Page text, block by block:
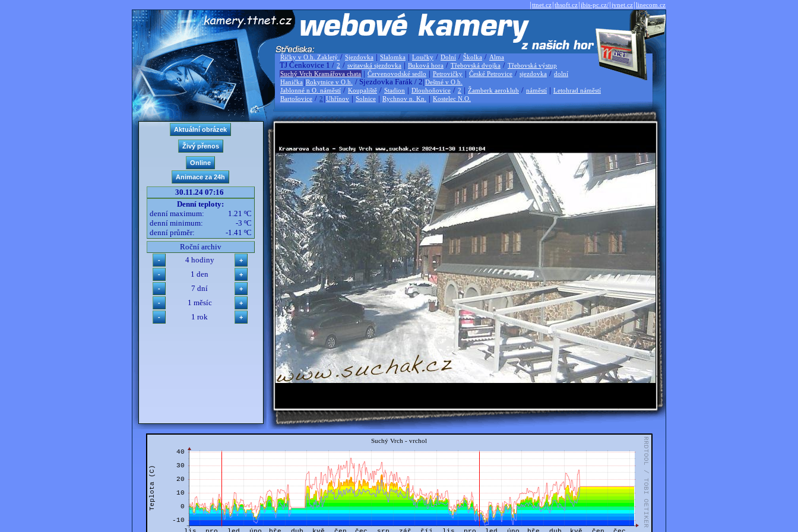
|ttnet.cz|thsoft.cz|ibis-pc.cz/|jvnet.cz|linecom.cz
Říčky v O.h. Zakletý / Sjezdovka | Slalomka | Loučky / Dolní / Školka / Alma
TJ Čenkovice 1 / 2 / svitavská sjezdovka | Buková hora / Třebovská dvojka / Třebovská výstup
Suchý Vrch Kramářova chata | Červenovodské sedlo | Petrovičky | České Petrovice / sjezdovka / dolní
Hanička |Rokytnice v O.h. / Sjezdovka Farák / 2|Deštné v O.h.
Jablonné n O. náměstí / Koupaliště / Stadion | Dlouhoňovice / 2 | Žamberk aeroklub / náměstí | Letohrad náměstí
Bartošovice / 2 |Uhřínov | Solnice | Rychnov n. Kn. | Kostelec N.O.
30.11.24 07:16
Denní teploty:
denní maximum:
1.21 ºC
denní minimum:
-3 ºC
denní průměr:
-1.41 ºC
Roční archiv
4 hodiny
1 den
7 dní
1 měsíc
1 rok